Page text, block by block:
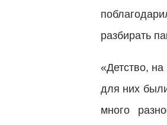
разбирать
«Детство,
для них
много